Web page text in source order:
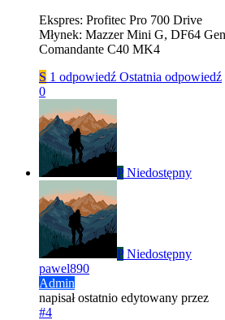
Ekspres: Profitec Pro 700 Drive
Młynek: Mazzer Mini G, DF64
Comandante C40 MK4
S 1 odpowiedź Ostatnia odpowiedź
0
P Niedostępny
P Niedostępny
pawel890
Admin
napisałostatnio edytowany przez
#4